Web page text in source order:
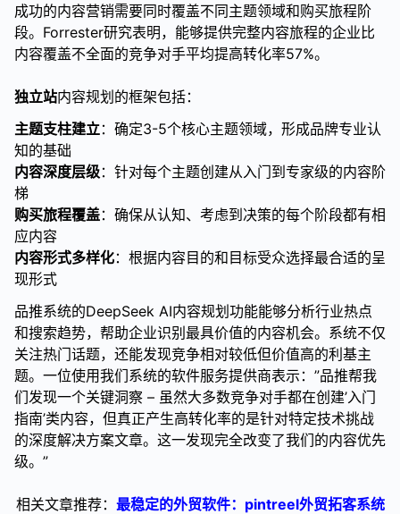
成功的内容营销需要同时覆盖不同主题领域和购买旅程阶
段。Forrester研究表明，能够提供完整内容旅程的企业比
内容覆盖不全面的竞争对手平均提高转化率57%。
独立站内容规划的框架包括：
主题支柱建立：确定3-5个核心主题领域，形成品牌专业认
知的基础
内容深度层级：针对每个主题创建从入门到专家级的内容阶
梯
购买旅程覆盖：确保从认知、考虑到决策的每个阶段都有相
应内容
内容形式多样化：根据内容目的和目标受众选择最合适的呈
现形式
品推系统的DeepSeek AI内容规划功能能够分析行业热点
和搜索趋势，帮助企业识别最具价值的内容机会。系统不仅
关注热门话题，还能发现竞争相对较低但价值高的利基主
题。一位使用我们系统的软件服务提供商表示：”品推帮我
们发现一个关键洞察 – 虽然大多数竞争对手都在创建’入门
指南’类内容，但真正产生高转化率的是针对特定技术挑战
的深度解决方案文章。这一发现完全改变了我们的内容优先
级。”
相关文章推荐： 最稳定的外贸软件：pintreel外贸拓客系统